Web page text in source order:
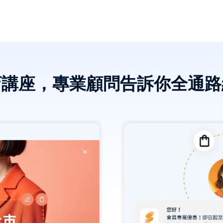
座，專業顧問告訴你全通